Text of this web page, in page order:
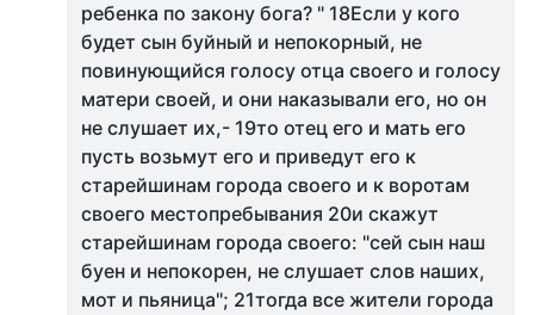
ребенка по закону бога? " 18Если у кого
будет сын буйный и непокорный, не
повинующийся голосу отца своего и голосу
матери своей, и они наказывали его, но он
не слушает их,- 19то отец его и мать его
пусть возьмут его и приведут его к
старейшинам города своего и к воротам
своего местопребывания 20и скажут
старейшинам города своего: "сей сын наш
буен и непокорен, не слушает слов наших,
мот и пьяница"; 21тогда все жители города